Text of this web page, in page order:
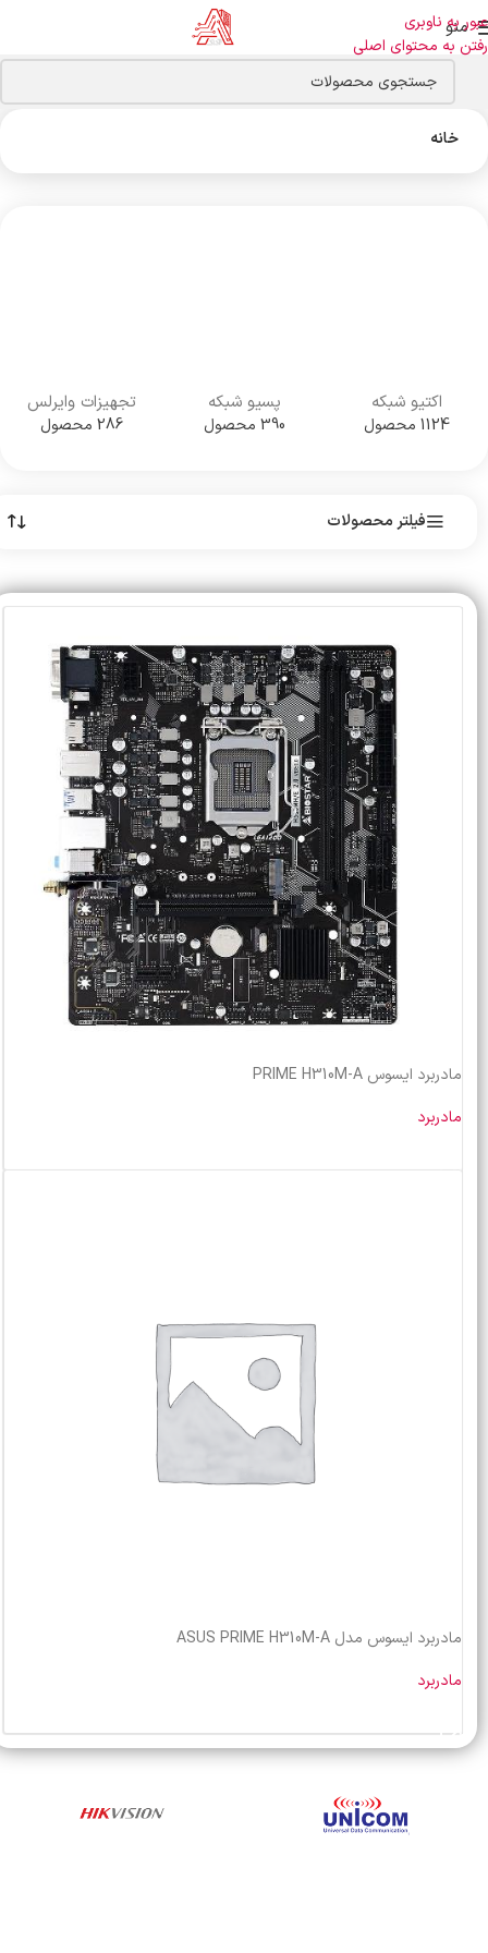
عبور به ناوبری
رفتن به محتوای اصلی
منو
خانه
اکتیو شبکه
1124 محصول
پسیو شبکه
390 محصول
تجهیزات وایرلس
286 محصول
فیلتر محصولات
مادربرد ایسوس PRIME H310M-A
مادربرد
مادربرد ایسوس مدل ASUS PRIME H310M-A
مادربرد